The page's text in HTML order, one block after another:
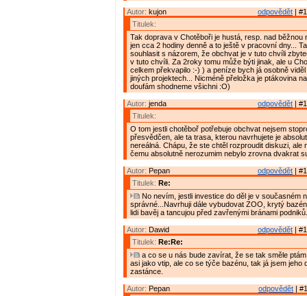
odpovědět |
Autor: kujon
Titulek:
Tak doprava v Chotěboři je hustá, resp. nad běžnou
jen cca 2 hodiny denně a to ještě v pracovní dny...
souhlasit s názorem, že obchvat je v tuto chvíli
v tuto chvíli. Za 2roky tomu může býti jinak, ale u
celkem překvapilo :-) ) a peníze bych já osobně
jiných projektech... Nicméně přeložka je ptákovina
doufám shodneme všichni :O)
odpovědět |
Autor: jenda
Titulek:
O tom jestli chotěboř potřebuje obchvat nejsem
přesvědčen, ale ta trasa, kterou navrhujete je
nereálná. Chápu, že ste chtěl rozproudit diskuzi, ale
čemu absolutně nerozumim nebylo zrovna dvakrat
odpovědět |
Autor: Pepan
Titulek: Re:
No nevím, jestli investice do děl je v současném
správné...Navrhuji dále vybudovat ZOO, krytý
lidi bavěj a tancujou před zavřenými bránami podniků.
odpovědět |
Autor: Dawid
Titulek: Re:Re:
a co se u nás bude zavírat, že se tak směle
asi jako vtip, ale co se týče bazénu, tak já jsem jeho
zastánce.
odpovědět |
Autor: Pepan